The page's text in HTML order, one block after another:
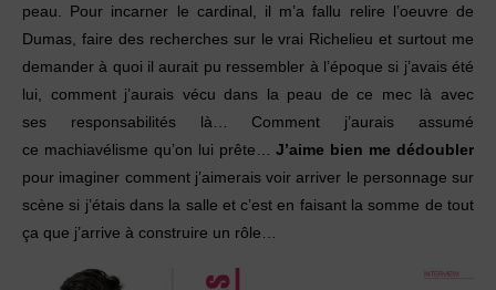
peau. Pour incarner le cardinal, il m’a fallu relire l’oeuvrede
Dumas, faire des recherches sur le vrai Richelieuet surtout me
demander à quoi il aurait pu ressembler à l’époque si j’avais été
lui, comment j’aurais vécu dans la peau de ce mec là avec
ses responsabilités là… Comment j’aurais assumé
ce machiavélisme qu’on lui prête…J’aime bien me dédoubler
pour imaginer comment j’aimerais voirarriver le personnage sur
scène si j’étais dans la salle et c’est en faisant la somme de tout
ça que j’arrive à construire un rôle…